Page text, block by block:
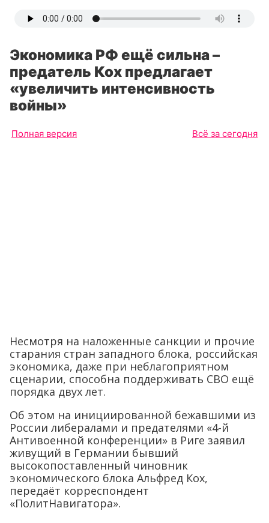
Экономика РФ ещё сильна –
предатель Кох предлагает
«увеличить интенсивность
войны»
Полная версия Всё за сегодня
Несмотря на наложенные санкции и прочие
старания стран западного блока, российская
экономика, даже при неблагоприятном
сценарии, способна поддерживать СВО ещё
порядка двух лет.
Об этом на инициированной бежавшими из
России либералами и предателями «4-й
Антивоенной конференции» в Риге заявил
живущий в Германии бывший
высокопоставленный чиновник
экономического блока Альфред Кох,
передаёт корреспондент
«ПолитНавигатора».